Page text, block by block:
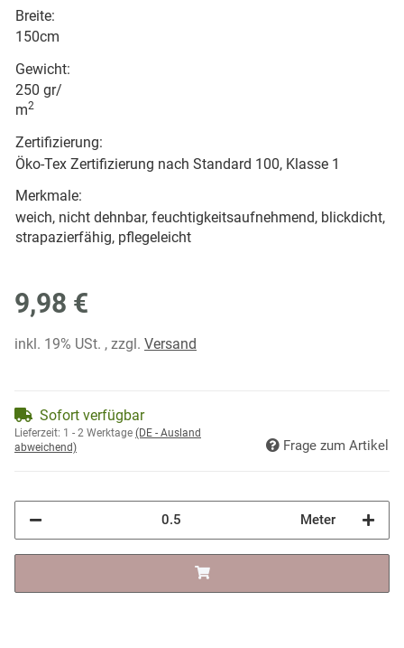
Breite:
150cm
Gewicht:
250 gr/
m2
Zertifizierung:
Öko-Tex Zertifizierung nach Standard 100, Klasse 1
Merkmale:
weich, nicht dehnbar, feuchtigkeitsaufnehmend, blickdicht,
strapazierfähig, pflegeleicht
9,98 €
inkl. 19% USt. , zzgl. Versand
Sofort verfügbar
Lieferzeit: 1 - 2 Werktage (DE - Ausland
abweichend)
Frage zum Artikel
Meter